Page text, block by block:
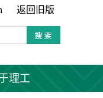
返回旧版
理工